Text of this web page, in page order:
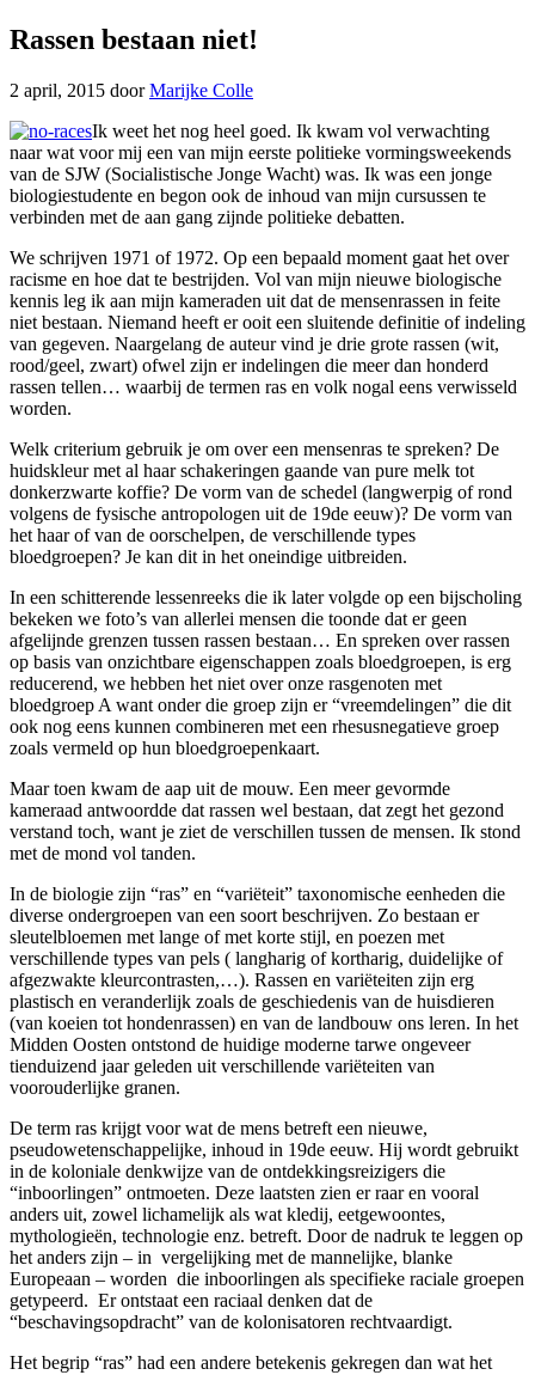
Rassen bestaan niet!
2 april, 2015 doorMarijke Colle
Ik weet het nog heel goed. Ik kwam vol verwachting
naar wat voor mij een van mijn eerste politieke vormingsweekends
van de SJW (Socialistische Jonge Wacht) was. Ik was een jonge
biologiestudente en begon ook de inhoud van mijn cursussen te
verbinden met de aan gang zijnde politieke debatten.
We schrijven 1971 of 1972. Op een bepaald moment gaat het over
racisme en hoe dat te bestrijden. Vol van mijn nieuwe biologische
kennis leg ik aan mijn kameraden uit dat de mensenrassen in feite
niet bestaan. Niemand heeft er ooit een sluitende definitie of indeling
van gegeven. Naargelang de auteur vind je drie grote rassen (wit,
rood/geel, zwart) ofwel zijn er indelingen die meer dan honderd
rassen tellen… waarbij de termen ras en volk nogal eens verwisseld
worden.
Welk criterium gebruik je om over een mensenras te spreken? De
huidskleur met al haar schakeringen gaande van pure melk tot
donkerzwarte koffie? De vorm van de schedel (langwerpig of rond
volgens de fysische antropologen uit de 19de eeuw)? De vorm van
het haar of van de oorschelpen, de verschillende types
bloedgroepen? Je kan dit in het oneindige uitbreiden.
In een schitterende lessenreeks die ik later volgde op een bijscholing
bekeken we foto’s van allerlei mensen die toonde dat er geen
afgelijnde grenzen tussen rassen bestaan… En spreken over rassen
op basis van onzichtbare eigenschappen zoals bloedgroepen, is erg
reducerend, we hebben het niet over onze rasgenoten met
bloedgroep A want onder die groep zijn er “vreemdelingen” die dit
ook nog eens kunnen combineren met een rhesusnegatieve groep
zoals vermeld op hun bloedgroepenkaart.
Maar toen kwam de aap uit de mouw. Een meer gevormde
kameraad antwoordde dat rassen wel bestaan, dat zegt het gezond
verstand toch, want je ziet de verschillen tussen de mensen. Ik stond
met de mond vol tanden.
In de biologie zijn “ras” en “variëteit” taxonomische eenheden die
diverse ondergroepen van een soort beschrijven. Zo bestaan er
sleutelbloemen met lange of met korte stijl, en poezen met
verschillende types van pels ( langharig of kortharig, duidelijke of
afgezwakte kleurcontrasten,…). Rassen en variëteiten zijn erg
plastisch en veranderlijk zoals de geschiedenis van de huisdieren
(van koeien tot hondenrassen) en van de landbouw ons leren. In het
Midden Oosten ontstond de huidige moderne tarwe ongeveer
tienduizend jaar geleden uit verschillende variëteiten van
voorouderlijke granen.
De term ras krijgt voor wat de mens betreft een nieuwe,
pseudowetenschappelijke, inhoud in 19de eeuw. Hij wordt gebruikt
in de koloniale denkwijze van de ontdekkingsreizigers die
“inboorlingen” ontmoeten. Deze laatsten zien er raar en vooral
anders uit, zowel lichamelijk als wat kledij, eetgewoontes,
mythologieën, technologie enz. betreft. Door de nadruk te leggen op
het anders zijn – in vergelijking met de mannelijke, blanke
Europeaan – worden die inboorlingen als specifieke raciale groepen
getypeerd. Er ontstaat een raciaal denken dat de
“beschavingsopdracht” van de kolonisatoren rechtvaardigt.
Het begrip “ras” had een andere betekenis gekregen dan wat het